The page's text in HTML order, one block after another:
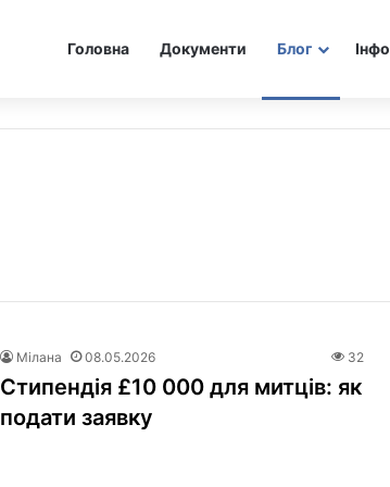
Головна Документи Блог Інфо
Мілана 08.05.2026 32
Стипендія £10 000 для митців: як
подати заявку